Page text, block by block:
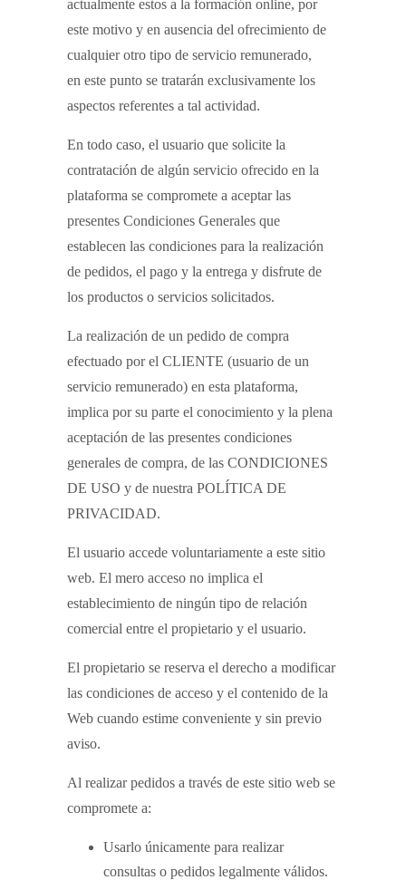
actualmente estos a la formación online, por
este motivo y en ausencia del ofrecimiento de
cualquier otro tipo de servicio remunerado,
en este punto se tratarán exclusivamente los
aspectos referentes a tal actividad.
En todo caso, el usuario que solicite la
contratación de algún servicio ofrecido en la
plataforma se compromete a aceptar las
presentes Condiciones Generales que
establecen las condiciones para la realización
de pedidos, el pago y la entrega y disfrute de
los productos o servicios solicitados.
La realización de un pedido de compra
efectuado por el CLIENTE (usuario de un
servicio remunerado) en esta plataforma,
implica por su parte el conocimiento y la plena
aceptación de las presentes condiciones
generales de compra, de las CONDICIONES
DE USO y de nuestra POLÍTICA DE
PRIVACIDAD.
El usuario accede voluntariamente a este sitio
web. El mero acceso no implica el
establecimiento de ningún tipo de relación
comercial entre el propietario y el usuario.
El propietario se reserva el derecho a modificar
las condiciones de acceso y el contenido de la
Web cuando estime conveniente y sin previo
aviso.
Al realizar pedidos a través de este sitio web se
compromete a:
Usarlo únicamente para realizar
consultas o pedidos legalmente válidos.